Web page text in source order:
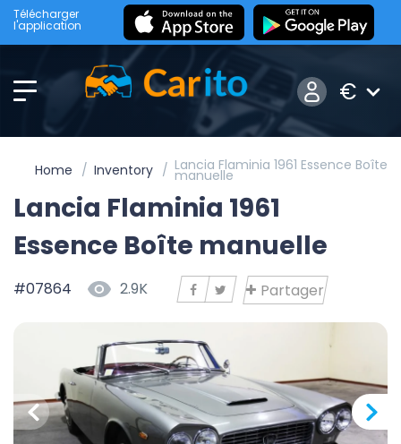
Télécharger
l'application
€
Home Inventory Lancia Flaminia 1961 Essence Boîte
manuelle
Lancia Flaminia 1961
Essence Boîte manuelle
#07864 2.9K Partager